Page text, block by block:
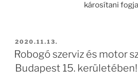
károsítani
BEKÜLDVE:
2020.11.13.
Robogó szerviz és motor
Budapest 15. kerületében!